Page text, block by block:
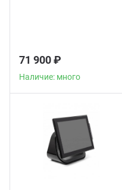
71 900 ₽
Наличие: много